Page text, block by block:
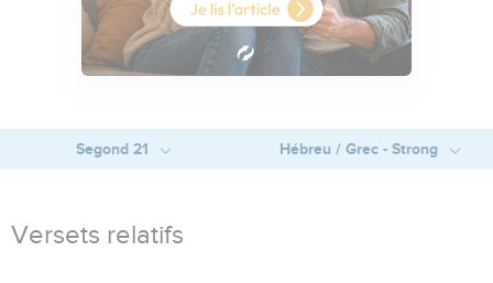
Segond 21 Hébreu / Grec - Strong
Versets relatifs